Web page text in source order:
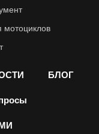
мотоциклов
БЛОГ